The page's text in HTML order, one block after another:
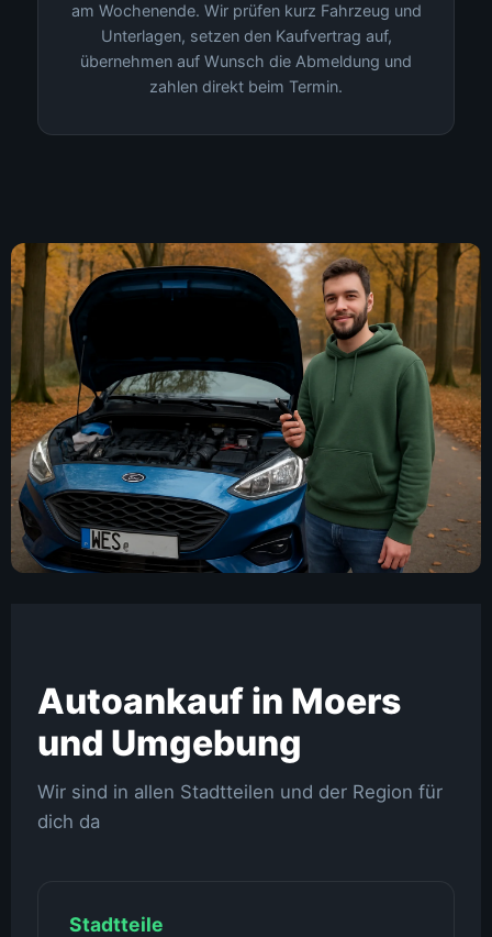
am Wochenende. Wir prüfen kurz Fahrzeug und
Unterlagen, setzen den Kaufvertrag auf,
übernehmen auf Wunsch die Abmeldung und
zahlen direkt beim Termin.
Autoankauf in Moers
und Umgebung
Wir sind in allen Stadtteilen und der Region für
dich da
Stadtteile